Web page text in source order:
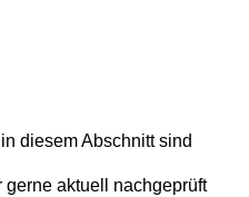
diesem Abschnitt sind
aktuell nachgeprüft